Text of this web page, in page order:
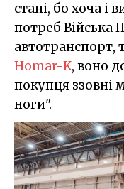
стані, бо хоча і
потреб Війська
автотранспорт,
Homar-K, воно
покупця ззовні
ноги".